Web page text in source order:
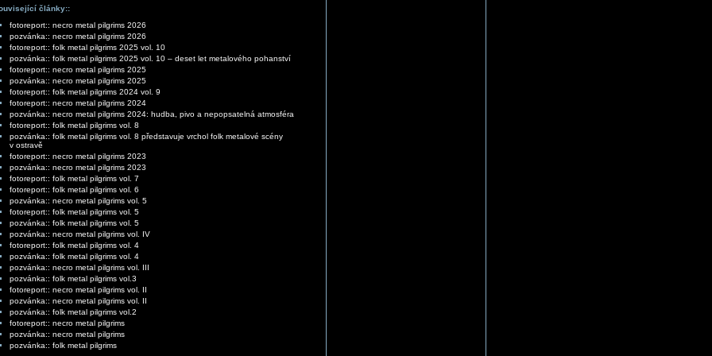
články::
fotoreport:: necro metal pilgrims 2026
pozvánka:: necro metal pilgrims 2026
fotoreport:: folk metal pilgrims 2025 vol. 10
pozvánka:: folk metal pilgrims 2025 vol. 10 – deset let metalového pohanství
fotoreport:: necro metal pilgrims 2025
pozvánka:: necro metal pilgrims 2025
fotoreport:: folk metal pilgrims 2024 vol. 9
fotoreport:: necro metal pilgrims 2024
pozvánka:: necro metal pilgrims 2024: hudba, pivo a nepopsatelná atmosféra
fotoreport:: folk metal pilgrims vol. 8
pozvánka:: folk metal pilgrims vol. 8 představuje vrchol folk metalové scény
v ostravě
fotoreport:: necro metal pilgrims 2023
pozvánka:: necro metal pilgrims 2023
fotoreport:: folk metal pilgrims vol. 7
fotoreport:: folk metal pilgrims vol. 6
pozvánka:: necro metal pilgrims vol. 5
fotoreport:: folk metal pilgrims vol. 5
pozvánka:: folk metal pilgrims vol. 5
pozvánka:: necro metal pilgrims vol. IV
fotoreport:: folk metal pilgrims vol. 4
pozvánka:: folk metal pilgrims vol. 4
pozvánka:: necro metal pilgrims vol. III
pozvánka:: folk metal pilgrims vol.3
fotoreport:: necro metal pilgrims vol. II
pozvánka:: necro metal pilgrims vol. II
pozvánka:: folk metal pilgrims vol.2
fotoreport:: necro metal pilgrims
pozvánka:: necro metal pilgrims
pozvánka:: folk metal pilgrims